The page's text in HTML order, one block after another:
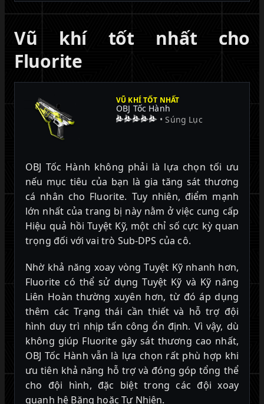
Vũ khí tốt nhất cho
Fluorite
VŨ KHÍ TỐT NHẤT
OBJ Tốc Hành
• Súng Lục
OBJ Tốc Hành không phải là lựa chọn tối ưu
nếu mục tiêu của bạn là gia tăng sát thương
cá nhân cho Fluorite. Tuy nhiên, điểm mạnh
lớn nhất của trang bị này nằm ở việc cung cấp
Hiệu quả hồi Tuyệt Kỹ, một chỉ số cực kỳ quan
trọng đối với vai trò Sub-DPS của cô.
Nhờ khả năng xoay vòng Tuyệt Kỹ nhanh hơn,
Fluorite có thể sử dụng Tuyệt Kỹ và Kỹ năng
Liên Hoàn thường xuyên hơn, từ đó áp dụng
thêm các Trạng thái cần thiết và hỗ trợ đội
hình duy trì nhịp tấn công ổn định. Vì vậy, dù
không giúp Fluorite gây sát thương cao nhất,
OBJ Tốc Hành vẫn là lựa chọn rất phù hợp khi
ưu tiên khả năng hỗ trợ và đóng góp tổng thể
cho đội hình, đặc biệt trong các đội xoay
quanh hệ Băng hoặc Tự Nhiên.